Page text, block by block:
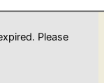
Please